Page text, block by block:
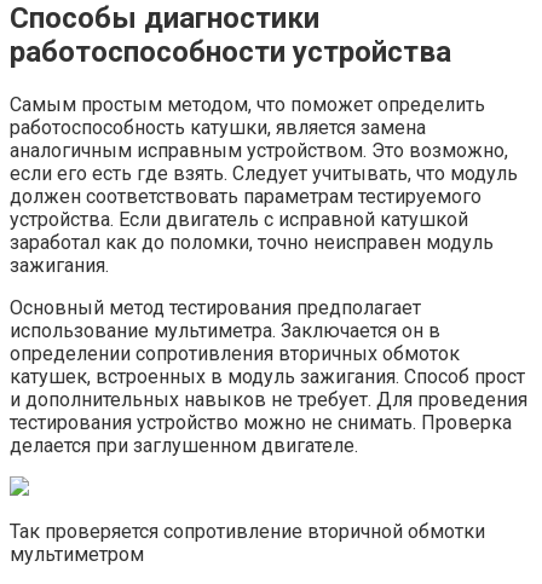
Способы диагностики
работоспособности устройства
Самым простым методом, что поможет определить
работоспособность катушки, является замена
аналогичным исправным устройством. Это возможно,
если его есть где взять. Следует учитывать, что модуль
должен соответствовать параметрам тестируемого
устройства. Если двигатель с исправной катушкой
заработал как до поломки, точно неисправен модуль
зажигания.
Основный метод тестирования предполагает
использование мультиметра. Заключается он в
определении сопротивления вторичных обмоток
катушек, встроенных в модуль зажигания. Способ прост
и дополнительных навыков не требует. Для проведения
тестирования устройство можно не снимать. Проверка
делается при заглушенном двигателе.
Так проверяется сопротивление вторичной обмотки
мультиметром